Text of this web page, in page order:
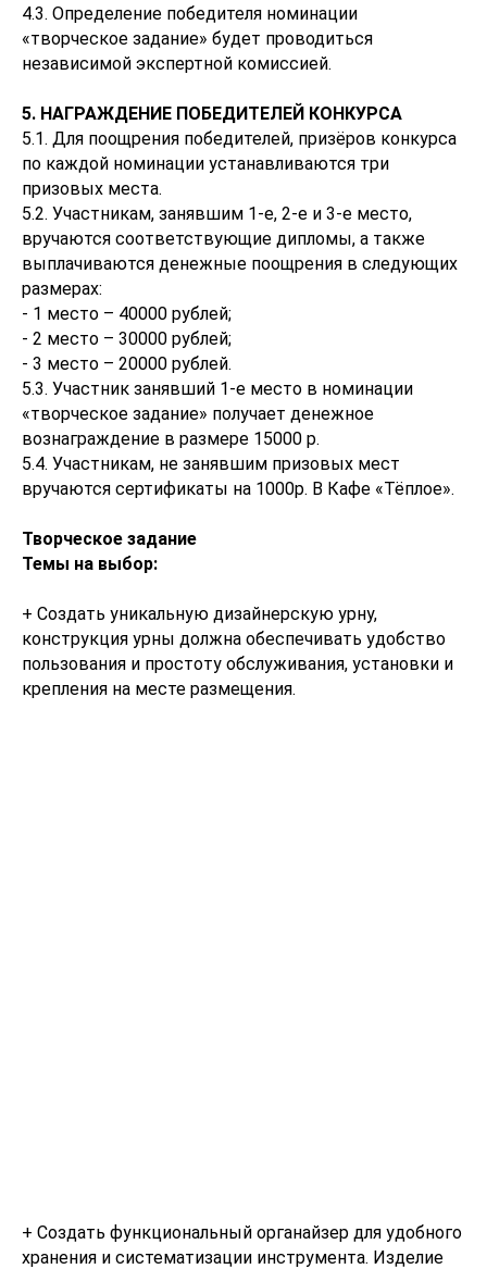
4.3. Определение победителя номинации
«творческое задание» будет проводиться
независимой экспертной комиссией.
5. НАГРАЖДЕНИЕ ПОБЕДИТЕЛЕЙ КОНКУРСА
5.1. Для поощрения победителей, призёров конкурса
по каждой номинации устанавливаются три
призовых места.
5.2. Участникам, занявшим 1-е, 2-е и 3-е место,
вручаются соответствующие дипломы, а также
выплачиваются денежные поощрения в следующих
размерах:
- 1 место – 40000 рублей;
- 2 место – 30000 рублей;
- 3 место – 20000 рублей.
5.3. Участник занявший 1-е место в номинации
«творческое задание» получает денежное
вознаграждение в размере 15000 р.
5.4. Участникам, не занявшим призовых мест
вручаются сертификаты на 1000р. В Кафе «Тёплое».
Творческое задание
Темы на выбор:
+ Создать уникальную дизайнерскую урну,
конструкция урны должна обеспечивать удобство
пользования и простоту обслуживания, установки и
крепления на месте размещения.
+ Создать функциональный органайзер для удобного
хранения и систематизации инструмента. Изделие